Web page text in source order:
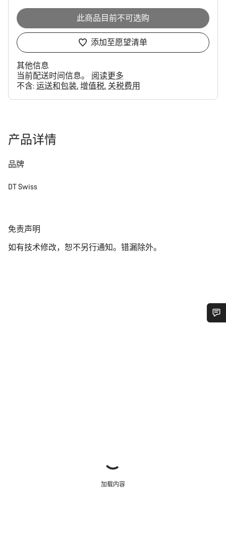
此商品目前不可选购
添加至愿望清单
其他信息
当前配送时间信息。 阅读更多
不含: 运送和包装 增值税 关税费用
由
产品详情
品牌
DT Swiss
免
声
免责声明
如有技术修改，恕不另行通知。错漏除外。
加载内容